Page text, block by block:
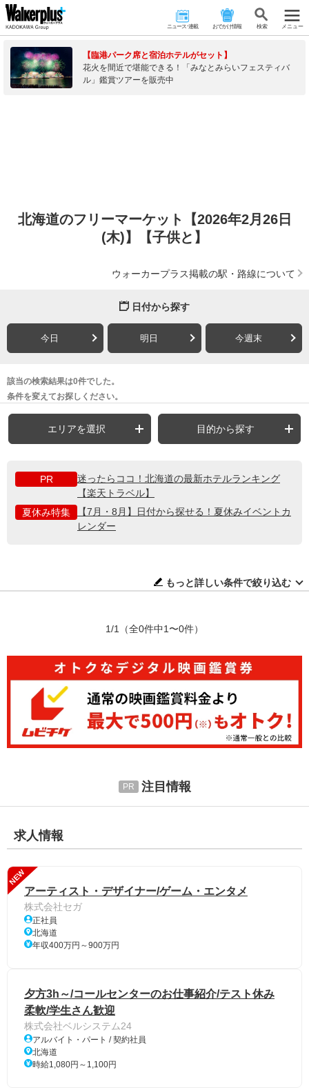
ニュース･連載 おでかけ情報 検 索 メニュー
【臨港パーク席と宿泊ホテルがセット】
花火を間近で堪能できる！「みなとみらいフェスティバ
ル」鑑賞ツアーを販売中
北海道のフリーマーケット【2026年2月26日
(木)】【子供と】
ウォーカープラス掲載の駅・路線について
日付から探す
今日 明日 今週末
該当の検索結果は0件でした。
条件を変えてお探しください。
エリアを選択 目的から探す
PR
迷ったらココ！北海道の最新ホテルランキング
【楽天トラベル】
夏休み特集
【7月・8月】日付から探せる！夏休みイベントカ
レンダー
もっと詳しい条件で絞り込む
1/1 （全0件中1〜0件）
注目情報
求人情報
NEW
アーティスト・デザイナー/ゲーム・エンタメ
株式会社セガ
正社員
北海道
年収400万円～900万円
夕方3h～/コールセンターのお仕事紹介/テスト休み
柔軟/学生さん歓迎
株式会社ベルシステム24
アルバイト・パート / 契約社員
北海道
時給1,080円～1,100円